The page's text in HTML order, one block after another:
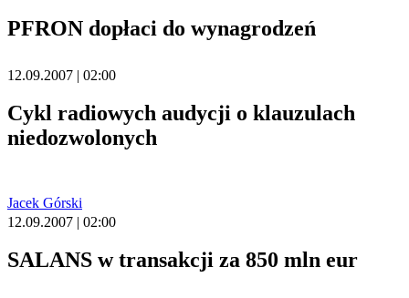
PFRON dopłaci do wynagrodzeń
12.09.2007 | 02:00
Cykl radiowych audycji o klauzulach
niedozwolonych
Jacek Górski
12.09.2007 | 02:00
SALANS w transakcji za 850 mln eur